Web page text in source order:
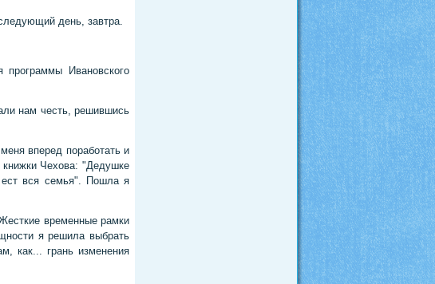
день, завтра.
программы Ивановского
нам честь, решившись
вперед поработать и
книжки Чехова: "Дедушке
вся семья". Пошла я
временные рамки
я решила выбрать
как... грань изменения